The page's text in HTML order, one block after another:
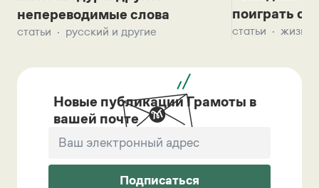
непереводимые слова
статьи русский и другие
поиграть с
статьи жизнь
Новые публикации Грамоты в
вашей почте
Подписаться